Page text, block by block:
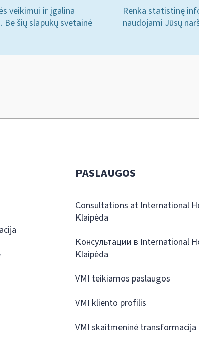
veikimui ir įgalina
šių slapukų svetainė
Renka statistinę
naudojami Jūsų
PASLAUGOS
Consultations at International
Klaipėda
Консультации в International
Klaipėda
VMI teikiamos paslaugos
VMI kliento profilis
VMI skaitmeninė transformacija